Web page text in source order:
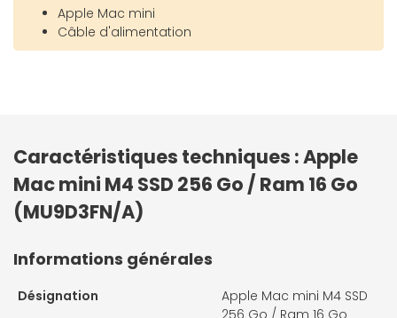
Apple Mac mini
Câble d'alimentation
Caractéristiques techniques : Apple
Mac mini M4 SSD 256 Go / Ram 16 Go
(MU9D3FN/A)
Informations générales
Désignation
Apple Mac mini M4 SSD
256 Go / Ram 16 Go